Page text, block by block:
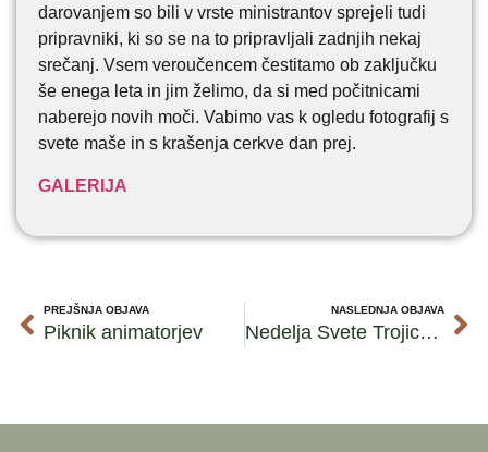
darovanjem so bili v vrste ministrantov sprejeli tudi
pripravniki, ki so se na to pripravljali zadnjih nekaj
srečanj. Vsem veroučencem čestitamo ob zaključku
še enega leta in jim želimo, da si med počitnicami
naberejo novih moči. Vabimo vas k ogledu fotografij s
svete maše in s krašenja cerkve dan prej.
GALERIJA
PREJŠNJA OBJAVA
Piknik animatorjev
NASLEDNJA OBJAVA
Nedelja Svete Trojice – Tabor 2017